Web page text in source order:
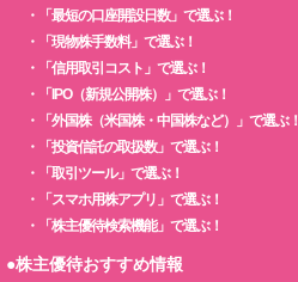
・
「最短の口座開設日数」で選ぶ！
・
「現物株手数料」で選ぶ！
・
「信用取引コスト」で選ぶ！
・
「IPO（新規公開株）」で選ぶ！
・
「外国株（米国株・中国株など）」で選ぶ！
・
「投資信託の取扱数」で選ぶ！
・
「取引ツール」で選ぶ！
・
「スマホ用株アプリ」で選ぶ！
・
「株主優待検索機能」で選ぶ！
●株主優待おすすめ情報